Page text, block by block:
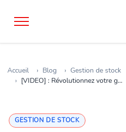
Accueil Blog
Gestion de stock
[VIDEO] : Révolutionnez votre gestion de stock avec K inventory
GESTION DE STOCK